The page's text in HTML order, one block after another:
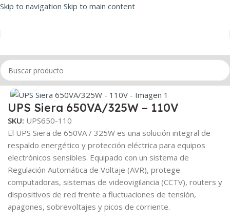
Skip to navigation Skip to main content
Inicio/UPSClick to enlarge
UPS Siera 650VA/325W – 110V
SKU: UPS650-110
El UPS Siera de 650VA / 325W es una solución integral de
respaldo energético y protección eléctrica para equipos
electrónicos sensibles. Equipado con un sistema de
Regulación Automática de Voltaje (AVR), protege
computadoras, sistemas de videovigilancia (CCTV), routers y
dispositivos de red frente a fluctuaciones de tensión,
apagones, sobrevoltajes y picos de corriente.